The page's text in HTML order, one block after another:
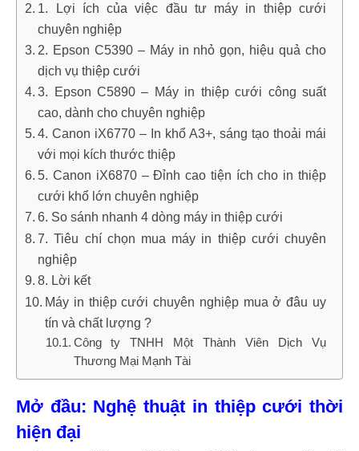
1. Lợi ích của việc đầu tư máy in thiệp cưới
chuyên nghiệp
2. Epson C5390 – Máy in nhỏ gọn, hiệu quả cho
dịch vụ thiệp cưới
3. Epson C5890 – Máy in thiệp cưới công suất
cao, dành cho chuyên nghiệp
4. Canon iX6770 – In khổ A3+, sáng tạo thoải mái
với mọi kích thước thiệp
5. Canon iX6870 – Đỉnh cao tiện ích cho in thiệp
cưới khổ lớn chuyên nghiệp
6. So sánh nhanh 4 dòng máy in thiệp cưới
7. Tiêu chí chọn mua máy in thiệp cưới chuyên
nghiệp
8. Lời kết
Máy in thiệp cưới chuyên nghiệp mua ở đâu uy
tín và chất lượng ?
Công ty TNHH Một Thành Viên Dịch Vụ
Thương Mại Mạnh Tài
Mở đầu: Nghệ thuật in thiệp cưới thời
hiện đại